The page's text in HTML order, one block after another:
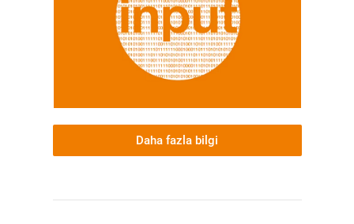
Daha fazla bilgi